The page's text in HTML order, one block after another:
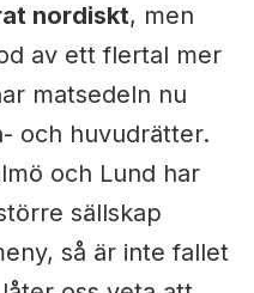
nordiskt, men
av ett flertal mer
matsedeln nu
och huvudrätter.
och Lund har
sällskap
så är inte fallet